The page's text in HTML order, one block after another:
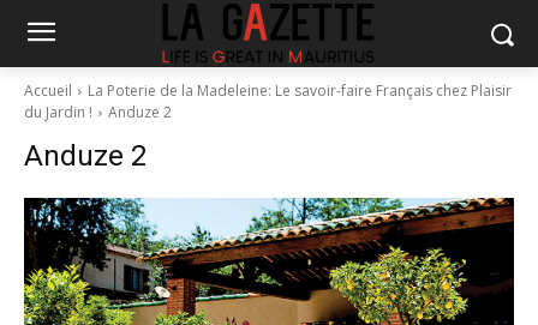
Accueil
La Poterie de la Madeleine: Le savoir-faire Français chez Plaisir
du Jardin !
Anduze 2
Anduze 2